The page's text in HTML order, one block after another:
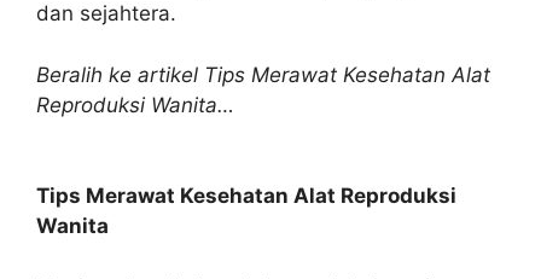
dan sejahtera.
Beralih ke artikel Tips Merawat Kesehatan Alat
Reproduksi Wanita…
Tips Merawat Kesehatan Alat Reproduksi
Wanita